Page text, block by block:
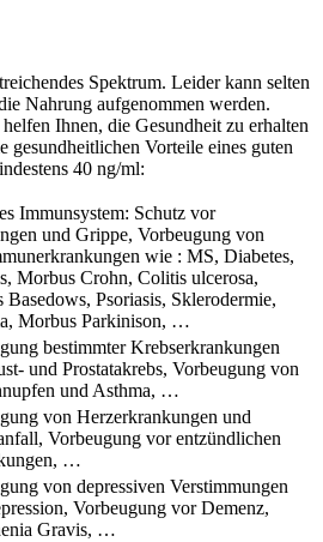
Spektrum. Leider kann selten
Nahrung aufgenommen werden.
Ihnen, die Gesundheit zu erhalten
gesundheitlichen Vorteile eines guten
40 ng/ml:
Immunsystem: Schutz vor
und Grippe, Vorbeugung von
wie : MS, Diabetes,
Morbus Crohn, Colitis ulcerosa,
Basedows, Psoriasis, Sklerodermie,
Morbus Parkinison, …
bestimmter Krebserkrankungen
und Prostatakrebs, Vorbeugung von
und Asthma, …
von Herzerkrankungen und
Vorbeugung vor entzündlichen
…
von depressiven Verstimmungen
Vorbeugung vor Demenz,
Gravis, …